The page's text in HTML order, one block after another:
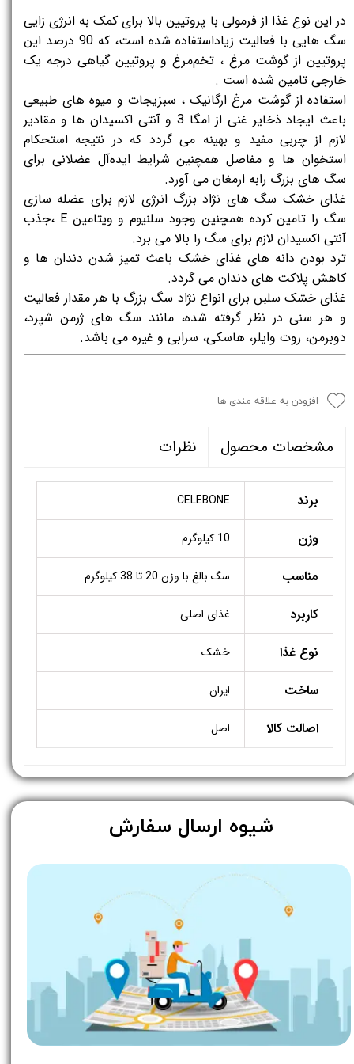
در این نوع غذا از فرمولی با پروتیین بالا برای کمک به انرژی زایی
سگ هایی با فعالیت زیاداستفاده شده است، که 90 درصد این
پروتیین از گوشت مرغ ، تخم‌مرغ و پروتیین گیاهی درجه یک
خارجی تامین شده است .
استفاده از گوشت مرغ ارگانیک ، سبزیجات و میوه های طبیعی
باعث ایجاد ذخایر غنی از امگا 3 و آنتی اکسیدان ها و مقادیر
لازم از چربی مفید و بهینه می گردد که در نتیجه استحکام
استخوان ها و مفاصل همچنین شرایط ایده‌آل عضلانی برای
سگ های بزرگ رابه ارمغان می آورد.
غذای خشک سگ های نژاد بزرگ انرژی لازم برای عضله سازی
سگ را تامین کرده همچنین وجود سلنیوم و ویتامین E ،جذب
آنتی اکسیدان لازم برای سگ را بالا می برد.
ترد بودن دانه های غذای خشک باعث تمیز شدن دندان ها و
کاهش پلاکت های دندان می گردد.
غذای خشک سلبن برای انواع نژاد سگ بزرگ با هر مقدار فعالیت
و هر سنی در نظر گرفته شده، مانند سگ های ژرمن شپرد،
دوبرمن، روت وایلر، هاسکی، سرابی و غیره می باشد.
افزودن به علاقه مندی ها
مشخصات محصول نظرات
برند CELEBONE
وزن 10 کیلوگرم
مناسب سگ بالغ با وزن 20 تا 38 کیلوگرم
کاربرد غذای اصلی
نوع غذا خشک
ساخت ایران
اصالت کالا اصل
​شیوه ارسال سفارش